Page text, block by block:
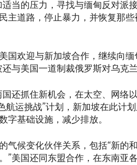
当的压力，寻找与缅甸反对派
主道路，停止暴力，并恢复那
国欢迎与新加坡合作，继续向缅
与美国一道制裁俄罗斯对乌克
还抓住新机会，在太空、网络
航运挑战”计划，新加坡在此计
字基础设施，减少排放。
气候变化伙伴关系，包括“新的
”美国还同东盟合作，在东南亚